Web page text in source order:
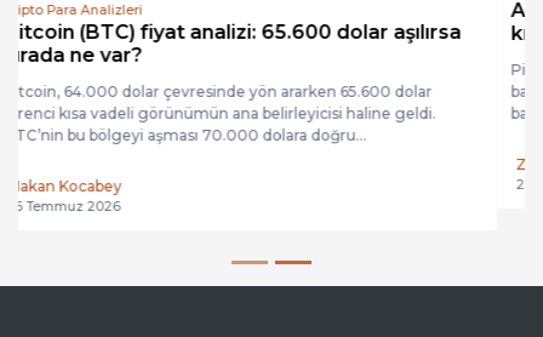
Analistten BTC ve ETH uyarısı: Kritik dirençler
kırılırsa sert yükseli...
başaramadı. Ben, 67.500$ seviyesini bu direnç bloğunun
başlangıcı olarak görüyorum. Çünkü sert düşüşün...
23 Temmuz 2026